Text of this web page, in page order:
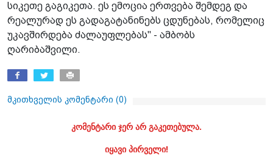
სიკეთე გაგიკეთა. ეს ემოცია ერთვება შემდეგ და
რეალურად ეს გადაგატანინებს ცდუნებას, რომელიც
უკავშირდება ძალაუფლებას" - ამბობს
ღარიბაშვილი.
მკითხველის კომენტარი (0)
კომენტარი ჯერ არ გაკეთებულა.
იყავი პირველი!